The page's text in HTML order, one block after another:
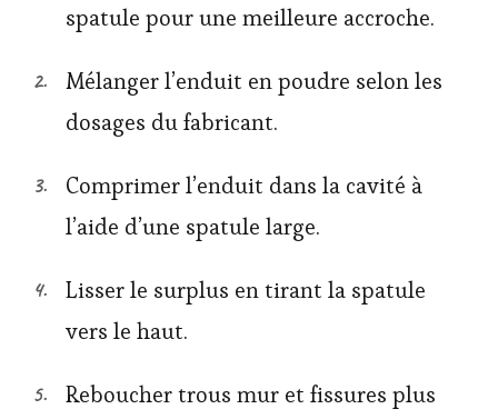
spatule pour une meilleure accroche.
Mélanger l’enduit en poudre selon les
dosages du fabricant.
Comprimer l’enduit dans la cavité à
l’aide d’une spatule large.
Lisser le surplus en tirant la spatule
vers le haut.
Reboucher trous mur et fissures plus